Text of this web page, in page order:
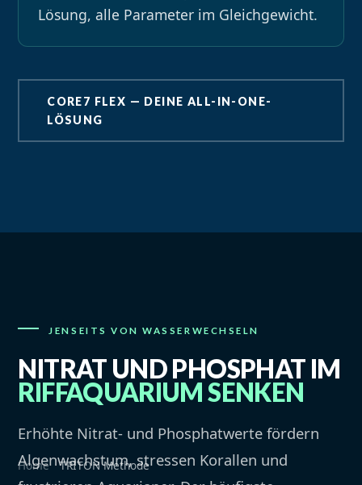
Home TRITON Methode
Lösung, alle Parameter im Gleichgewicht.
CORE7 FLEX — DEINE ALL-IN-ONE-
LÖSUNG
JENSEITS VON WASSERWECHSELN
NITRAT UND PHOSPHAT IM
RIFFAQUARIUM SENKEN
Erhöhte Nitrat- und Phosphatwerte fördern
Algenwachstum, stressen Korallen und